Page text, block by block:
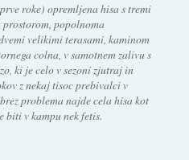
roke) opremljena hisa s tremi
popolnoma
velikimi terasami, kaminom
colna, v samotnem zalivu s
ki je celo v sezoni zjutraj in
z nekaj tisoc prebivalci v
problema najde cela hisa kot
biti v kampu nek fetis.